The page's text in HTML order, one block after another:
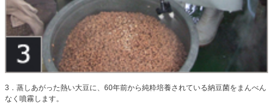
3．蒸しあがった熱い大豆に、60年前から純粋培養されている納豆菌をまんべん
なく噴霧します。